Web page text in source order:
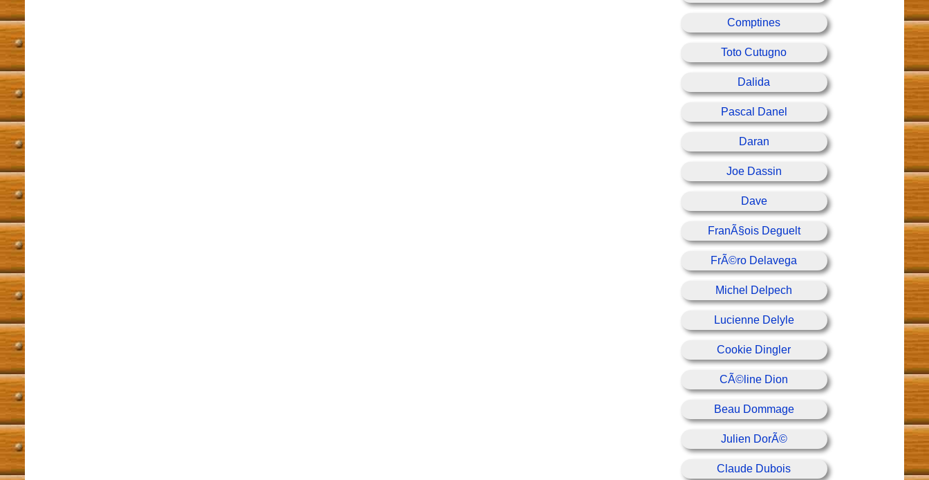
Comptines
Toto Cutugno
Dalida
Pascal Danel
Daran
Joe Dassin
Dave
FranÃ§ois Deguelt
FrÃ©ro Delavega
Michel Delpech
Lucienne Delyle
Cookie Dingler
CÃ©line Dion
Beau Dommage
Julien DorÃ©
Claude Dubois